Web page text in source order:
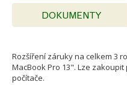
DOKUMENTY
Rozšíření záruky na celkem 3
MacBook Pro 13". Lze
počítače.